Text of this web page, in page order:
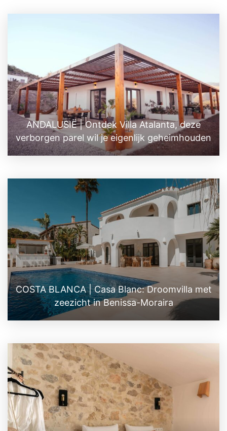
ANDALUSIË | Ontdek Villa Atalanta, deze
verborgen parel wil je eigenlijk geheimhouden
COSTA BLANCA | Casa Blanc: Droomvilla met
zeezicht in Benissa-Moraira